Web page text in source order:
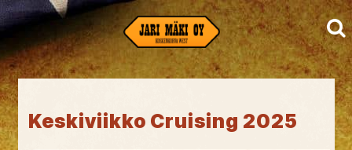
Keskiviikko Cruising 2025